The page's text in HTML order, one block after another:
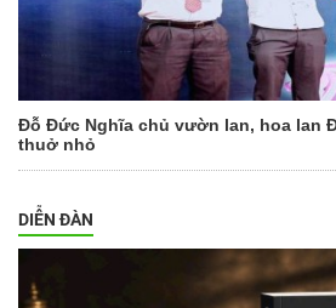
Đỗ Đức Nghĩa chủ vườn lan, hoa lan
thuở nhỏ
DIỄN ĐÀN